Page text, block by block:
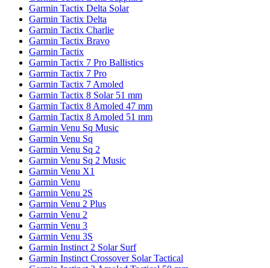
Garmin Tactix Delta Solar
Garmin Tactix Delta
Garmin Tactix Charlie
Garmin Tactix Bravo
Garmin Tactix
Garmin Tactix 7 Pro Ballistics
Garmin Tactix 7 Pro
Garmin Tactix 7 Amoled
Garmin Tactix 8 Solar 51 mm
Garmin Tactix 8 Amoled 47 mm
Garmin Tactix 8 Amoled 51 mm
Garmin Venu Sq Music
Garmin Venu Sq
Garmin Venu Sq 2
Garmin Venu Sq 2 Music
Garmin Venu X1
Garmin Venu
Garmin Venu 2S
Garmin Venu 2 Plus
Garmin Venu 2
Garmin Venu 3
Garmin Venu 3S
Garmin Instinct 2 Solar Surf
Garmin Instinct Crossover Solar Tactical